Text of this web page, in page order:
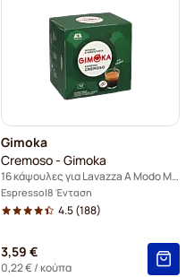
Gimoka
Cremoso - Gimoka
16 κάψουλες για Lavazza A Modo Mio
Espresso 8 Ένταση
4.5(188)
3,59 €
0,22 €/ κούπα